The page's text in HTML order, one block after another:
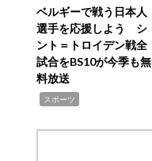
ベルギーで戦う日本人
選手を応援しよう シ
ント＝トロイデン戦全
試合をBS10が今季も無
料放送
スポーツ